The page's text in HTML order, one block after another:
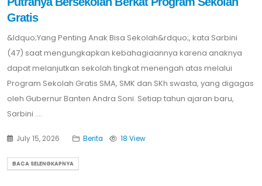
Gratis
&ldquo;Yang Penting Anak Bisa Sekolah&rdquo;, kata Sarbini
(47) saat mengungkapkan kebahagiaannya karena anaknya
dapat melanjutkan sekolah tingkat menengah atas melalui
Program Sekolah Gratis SMA, SMK dan SKh swasta, yang digagas
oleh Gubernur Banten Andra Soni. Setiap tahun ajaran baru,
Sarbini ....
July 15, 2026 Berita 18 View
BACA SELENGKAPNYA